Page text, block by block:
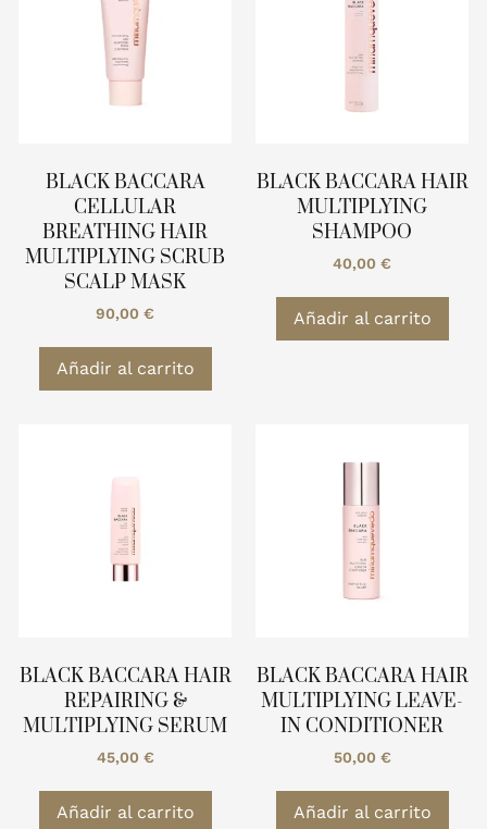
BLACK BACCARA
CELLULAR
BREATHING HAIR
MULTIPLYING SCRUB
SCALP MASK
90,00 €
Añadir al carrito
BLACK BACCARA HAIR
MULTIPLYING
SHAMPOO
40,00 €
Añadir al carrito
BLACK BACCARA HAIR
REPAIRING &
MULTIPLYING SERUM
45,00 €
Añadir al carrito
BLACK BACCARA HAIR
MULTIPLYING LEAVE-
IN CONDITIONER
50,00 €
Añadir al carrito